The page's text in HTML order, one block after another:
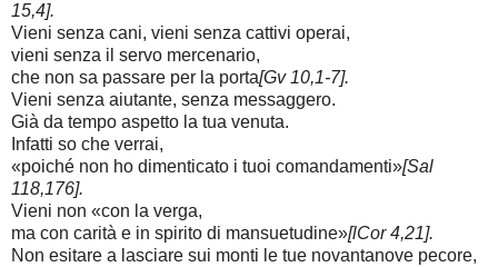
15,4].
Vieni senza cani, vieni senza cattivi operai,
vieni senza il servo mercenario,
che non sa passare per la porta[Gv 10,1-7].
Vieni senza aiutante, senza messaggero.
Già da tempo aspetto la tua venuta.
Infatti so che verrai,
«poiché non ho dimenticato i tuoi comandamenti»[Sal
118,176].
Vieni non «con la verga,
ma con carità e in spirito di mansuetudine»[lCor 4,21].
Non esitare a lasciare sui monti le tue novantanove pecore,